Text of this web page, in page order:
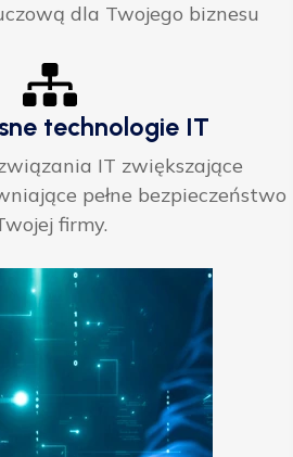
dla Twojego biznesu
technologie IT
IT zwiększające
pełne bezpieczeństwo
firmy.